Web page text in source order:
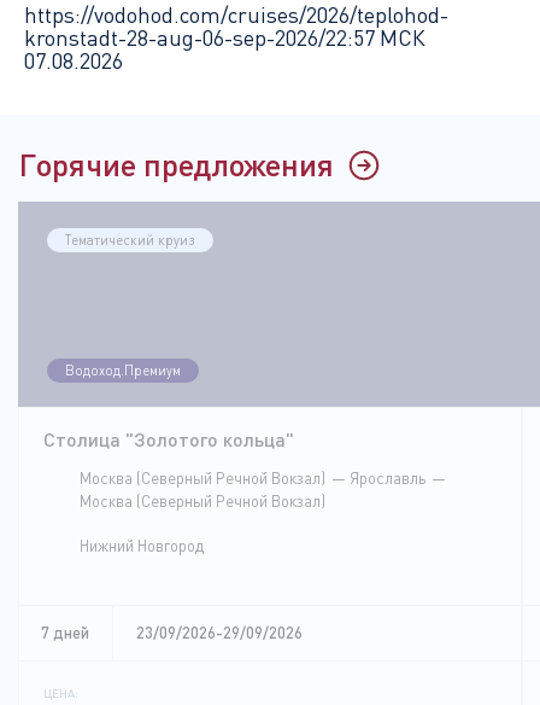
https://vodohod.com/cruises/2026/teplohod-
kronstadt-28-aug-06-sep-2026/22:57 МСК
07.08.2026
Горячие предложения
Тематический круиз
Водоход.Премиум
Столица "Золотого кольца"
Москва (Северный Речной Вокзал)
Ярославль
Москва (Северный Речной Вокзал)
Нижний Новгород
7 дней 23/09/2026-29/09/2026
ЦЕНА: